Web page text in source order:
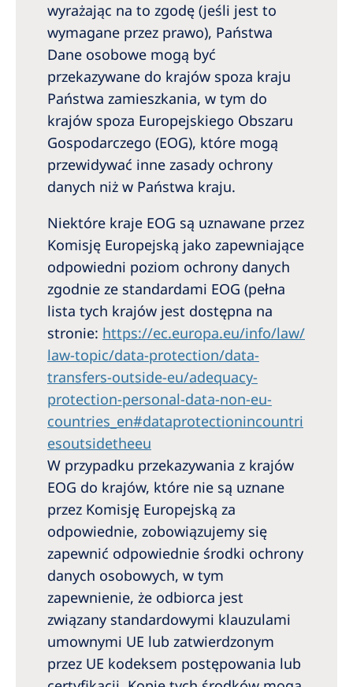
wyrażając na to zgodę (jeśli jest to
wymagane przez prawo), Państwa
Dane osobowe mogą być
przekazywane do krajów spoza kraju
Państwa zamieszkania, w tym do
krajów spoza Europejskiego Obszaru
Gospodarczego (EOG), które mogą
przewidywać inne zasady ochrony
danych niż w Państwa kraju.
Niektóre kraje EOG są uznawane przez
Komisję Europejską jako zapewniające
odpowiedni poziom ochrony danych
zgodnie ze standardami EOG (pełna
lista tych krajów jest dostępna na
stronie: https://ec.europa.eu/info/law/
law-topic/data-protection/data-
transfers-outside-eu/adequacy-
protection-personal-data-non-eu-
countries_en#dataprotectionincountri
esoutsidetheeu
W przypadku przekazywania z krajów
EOG do krajów, które nie są uznane
przez Komisję Europejską za
odpowiednie, zobowiązujemy się
zapewnić odpowiednie środki ochrony
danych osobowych, w tym
zapewnienie, że odbiorca jest
związany standardowymi klauzulami
umownymi UE lub zatwierdzonym
przez UE kodeksem postępowania lub